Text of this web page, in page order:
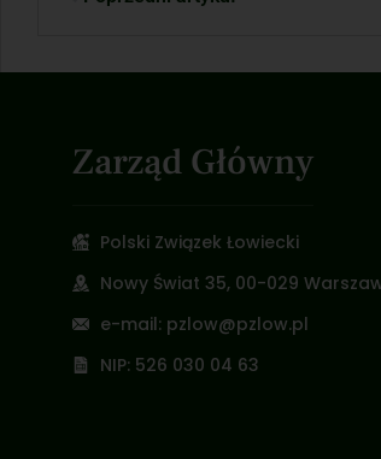
Zarząd Główny
Polski Związek Łowiecki
Nowy Świat 35, 00-029
e-mail: pzlow@pzlow.pl
NIP: 526 030 04 63